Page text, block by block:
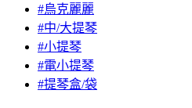
#烏克麗麗
#中/大提琴
#小提琴
#電小提琴
#提琴盒/袋